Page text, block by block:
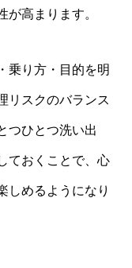
が高まります。
乗り方・目的を明
リスクのバランス
つひとつ洗い出
ておくことで、心
しめるようになり